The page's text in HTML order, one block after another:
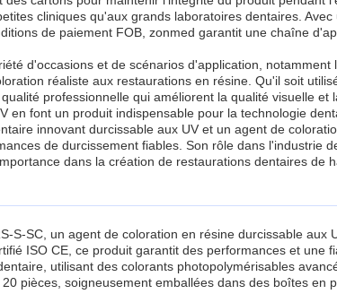
cliniques qu'aux grands laboratoires dentaires.
de paiement FOB, zonmed garantit une chaîne
d'occasions et de scénarios d'application, notamment
réaliste aux restaurations en résine. Qu'il soit
professionnelle qui améliorent la qualité visuelle
font un produit indispensable pour la technologie
innovant durcissable aux UV et un agent de
de durcissement fiables. Son rôle dans l'industrie
dans la création de restaurations dentaires de
S-SC, un agent de coloration en résine durcissable aux
ISO CE, ce produit garantit des performances et une
utilisant des colorants photopolymérisables
pièces, soigneusement emballées dans des boîtes en